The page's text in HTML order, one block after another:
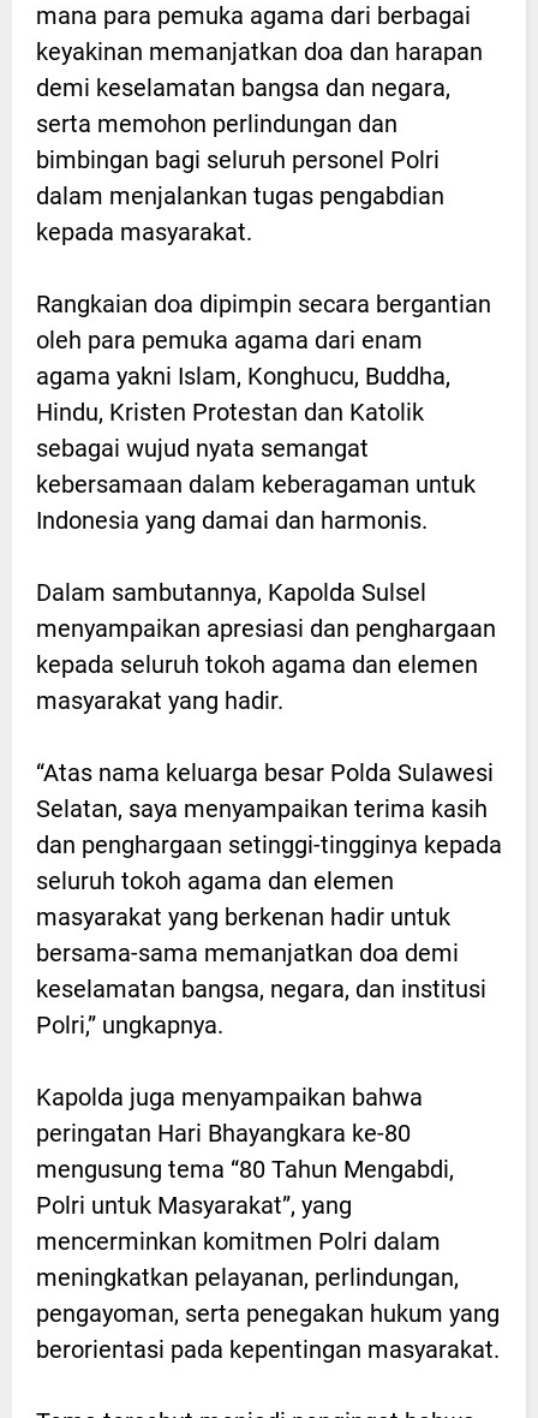
mana para pemuka agama dari berbagai
keyakinan memanjatkan doa dan harapan
demi keselamatan bangsa dan negara,
serta memohon perlindungan dan
bimbingan bagi seluruh personel Polri
dalam menjalankan tugas pengabdian
kepada masyarakat.
Rangkaian doa dipimpin secara bergantian
oleh para pemuka agama dari enam
agama yakni Islam, Konghucu, Buddha,
Hindu, Kristen Protestan dan Katolik
sebagai wujud nyata semangat
kebersamaan dalam keberagaman untuk
Indonesia yang damai dan harmonis.
Dalam sambutannya, Kapolda Sulsel
menyampaikan apresiasi dan penghargaan
kepada seluruh tokoh agama dan elemen
masyarakat yang hadir.
“Atas nama keluarga besar Polda Sulawesi
Selatan, saya menyampaikan terima kasih
dan penghargaan setinggi-tingginya kepada
seluruh tokoh agama dan elemen
masyarakat yang berkenan hadir untuk
bersama-sama memanjatkan doa demi
keselamatan bangsa, negara, dan institusi
Polri,” ungkapnya.
Kapolda juga menyampaikan bahwa
peringatan Hari Bhayangkara ke-80
mengusung tema “80 Tahun Mengabdi,
Polri untuk Masyarakat”, yang
mencerminkan komitmen Polri dalam
meningkatkan pelayanan, perlindungan,
pengayoman, serta penegakan hukum yang
berorientasi pada kepentingan masyarakat.